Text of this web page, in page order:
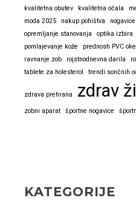
kvalitetna obutev
kvalitetna očala
moda 2025
nakup pohištva nogavice
opremljanje stanovanja
optika izbira
pomlajevanje kože
prednosti PVC
ravnanje zob
rojstnodnevna darila
tablete za holesterol
trendi sončnih
zdrava prehrana zdrav
zobni aparat športne nogavice
KATEGORIJE